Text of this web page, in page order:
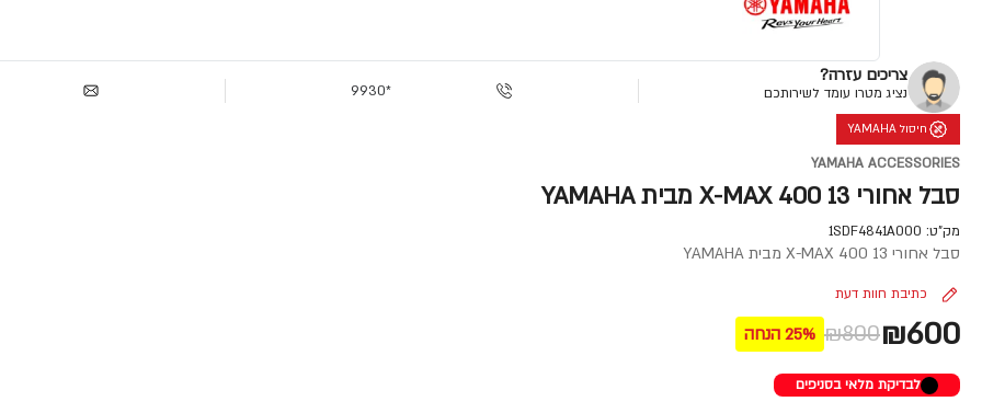
צריכים עזרה?
נציג מטרו עומד לשירותכם *9930
חיסול YAMAHA
YAMAHA ACCESSORIES
סבל אחורי X-MAX 400 13 מבית YAMAHA
מק"ט: 1SDF4841A000
סבל אחורי X-MAX 400 13 מבית YAMAHA
כתיבת חוות דעת
₪600
₪800 25% הנחה
לבדיקת מלאי בסניפים